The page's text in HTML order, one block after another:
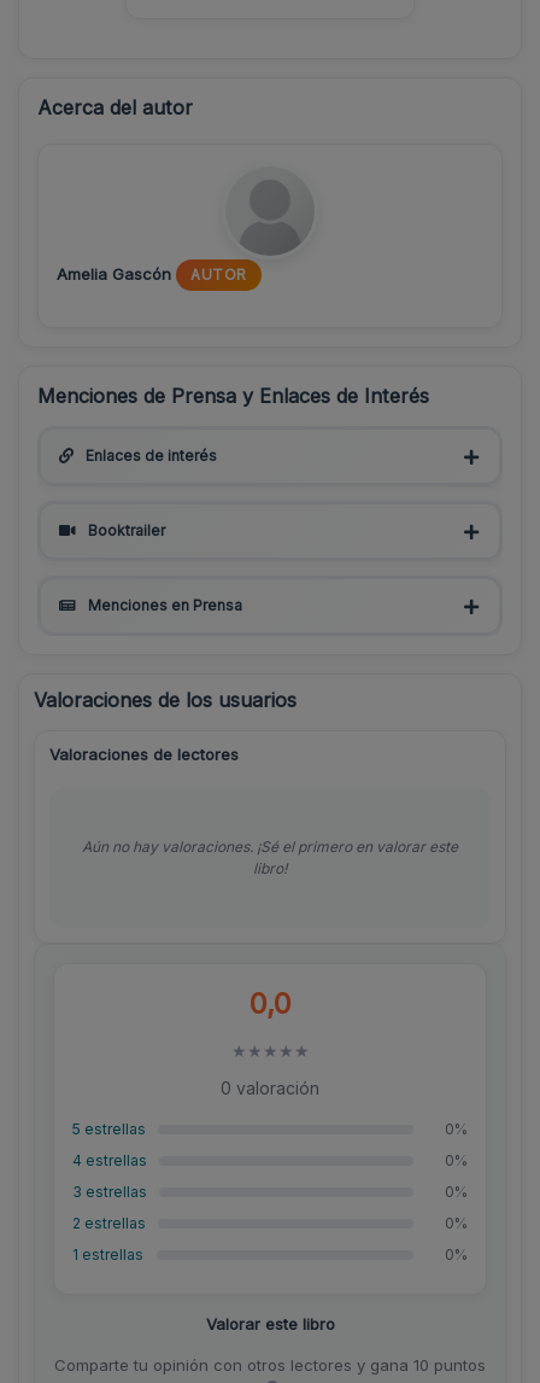
Acerca del autor
Amelia Gascón AUTOR
Menciones de Prensa y Enlaces de Interés
Enlaces de interés
Booktrailer
Menciones en Prensa
Valoraciones de los usuarios
0,0
★ ★ ★ ★ ★
0 valoración
5 estrellas
0%
4 estrellas
0%
3 estrellas
0%
2 estrellas
0%
1 estrellas
0%
Valorar este libro
Comparte tu opinión con otros lectores y gana 10 puntos
Valoraciones de lectores
Aún no hay valoraciones. ¡Sé el primero en valorar este
libro!